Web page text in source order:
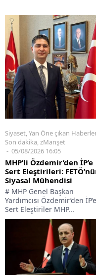
Siyaset Yan Öne çıkan
Son dakika zManşet
05/08/2026 16:05
MHP’li Özdemir’den İP’e
Sert Eleştirileri:
Siyasal Mühendisi
# MHP Genel Başkan
Yardımcısı Özdemir’den İP’e
Sert Eleştiriler MHP...